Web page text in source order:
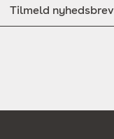
Tilmeld nyhedsbrev